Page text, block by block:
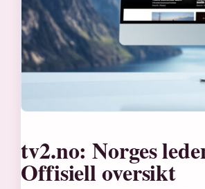
tv2.no: Norges
Offisiell oversikt